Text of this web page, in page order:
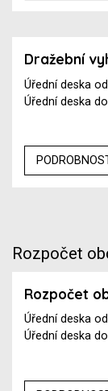
Dražební
Úřední deska
Úřední deska
Rozpočet
Rozpočet
Úřední deska
Úřední deska